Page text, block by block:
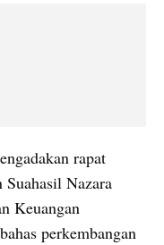
rapat
Nazara
Keuangan
perkembangan